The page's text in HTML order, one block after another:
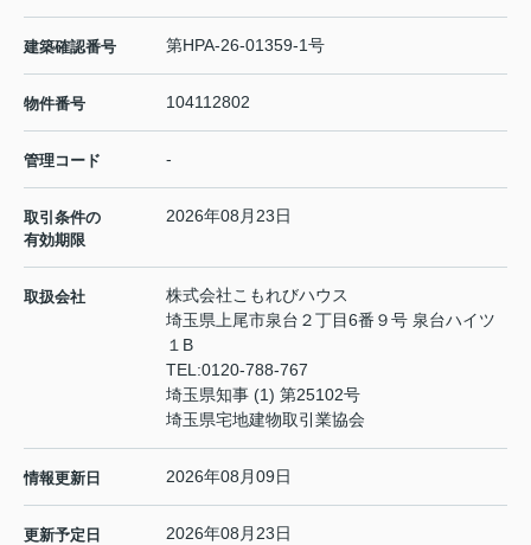
建築確認番号 第HPA-26-01359-1号
物件番号 104112802
管理コード -
取引条件の
有効期限
2026年08月23日
取扱会社
株式会社こもれびハウス
埼玉県上尾市泉台２丁目6番９号 泉台ハイツ
１B
TEL:0120-788-767
埼玉県知事 (1) 第25102号
埼玉県宅地建物取引業協会
情報更新日 2026年08月09日
更新予定日 2026年08月23日